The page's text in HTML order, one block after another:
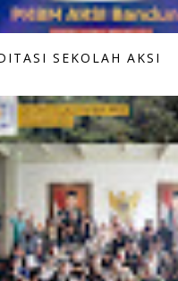
SEKOLAH AKSI